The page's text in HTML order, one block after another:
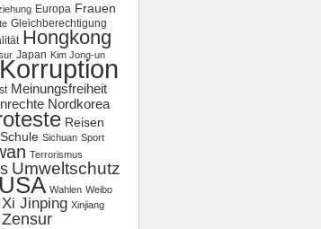
Europa Frauen
Gleichberechtigung
Hongkong
Japan Kim Jong-un
Korruption
Meinungsfreiheit
Nordkorea
Reisen
Schule Sichuan Sport
Terrorismus
Umweltschutz
USA Wahlen Weibo
Xi Jinping Xinjiang
Zensur